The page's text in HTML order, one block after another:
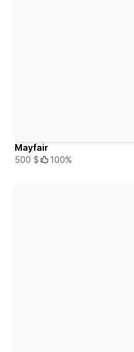
Mayfair
500 $
100%